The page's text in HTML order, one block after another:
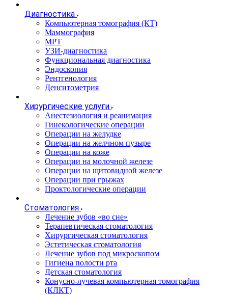
Диагностика
Компьютерная томография (КТ)
Маммография
МРТ
УЗИ-диагностика
Функциональная диагностика
Эндоскопия
Рентгенология
Денситометрия
Хирургические услуги
Анестезиология и реанимация
Гинекологические операции
Операции на желудке
Операции на желчном пузыре
Операции на коже
Операции на молочной железе
Операции на щитовидной железе
Операции при грыжах
Проктологические операции
Стоматология
Лечение зубов «во сне»
Терапевтическая стоматология
Хирургическая стоматология
Эстетическая стоматология
Лечение зубов под микроскопом
Гигиена полости рта
Детская стоматология
Конусно-лучевая компьютерная томография
(КЛКТ)